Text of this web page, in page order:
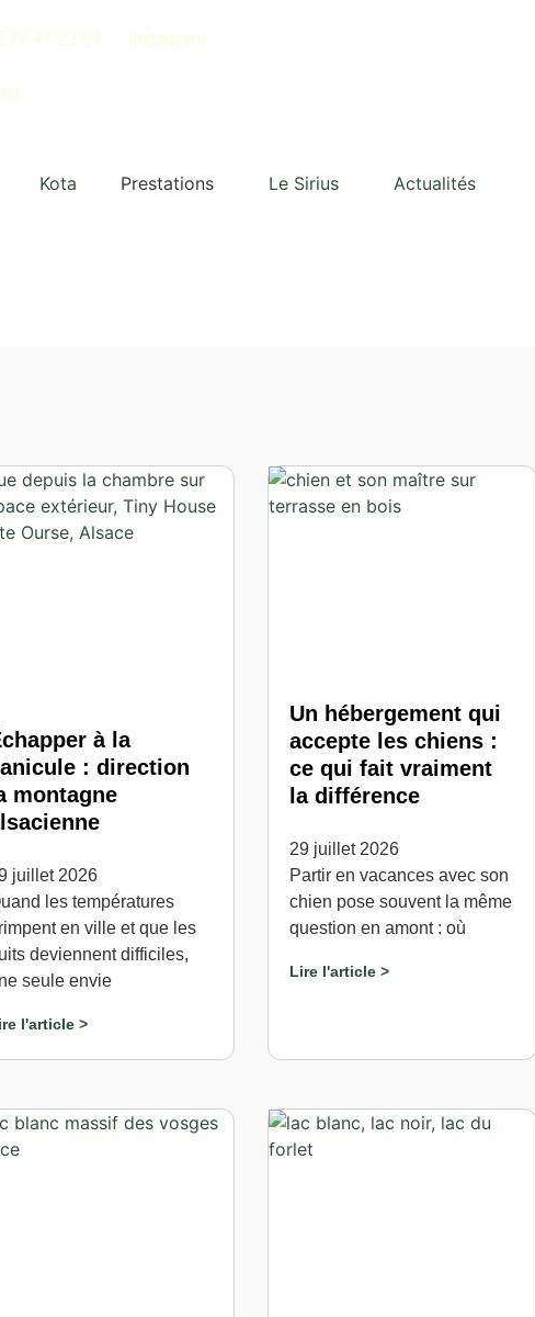
74 47 22 84 Instagram
Kota Prestations Le Sirius Actualités
à la
: direction
montagne
juillet 2026
les températures
en ville et que les
deviennent difficiles,
seule envie
l'article >
Un hébergement qui
accepte les chiens :
ce qui fait vraiment
la différence
29 juillet 2026
Partir en vacances avec son
chien pose souvent la même
question en amont : où
Lire l'article >